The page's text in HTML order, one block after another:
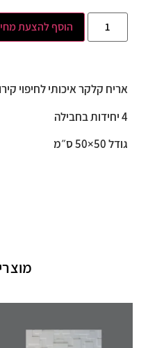
הוסף להצעת
אריח קלקר איכותי לחיפוי
4 יחידות בחבילה
גודל 50×50 ס״מ